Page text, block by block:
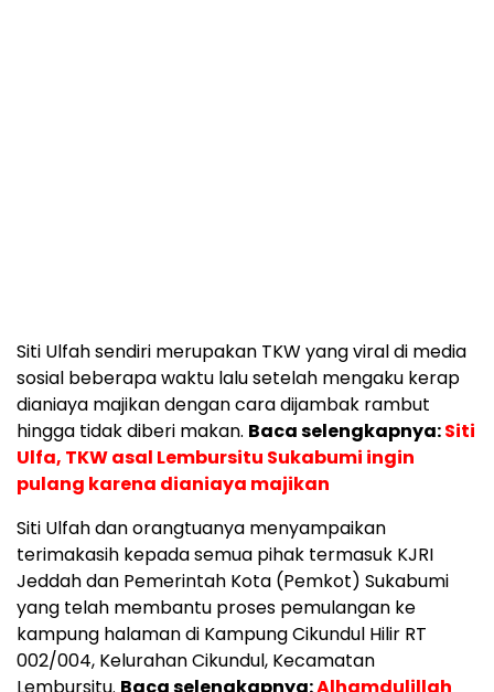
Siti Ulfah sendiri merupakan TKW yang viral di media
sosial beberapa waktu lalu setelah mengaku kerap
dianiaya majikan dengan cara dijambak rambut
hingga tidak diberi makan. Baca selengkapnya:Siti
Ulfa, TKW asal Lembursitu Sukabumi ingin
pulang karena dianiaya majikan
Siti Ulfah dan orangtuanya menyampaikan
terimakasih kepada semua pihak termasuk KJRI
Jeddah dan Pemerintah Kota (Pemkot) Sukabumi
yang telah membantu proses pemulangan ke
kampung halaman di Kampung Cikundul Hilir RT
002/004, Kelurahan Cikundul, Kecamatan